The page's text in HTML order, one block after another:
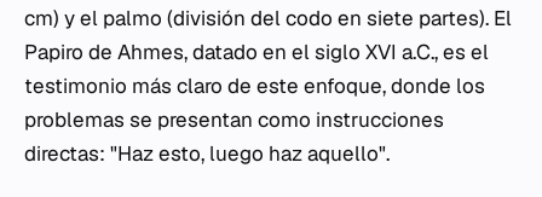
cm) y el palmo (división del codo en siete partes). El
Papiro de Ahmes, datado en el siglo XVI a.C., es el
testimonio más claro de este enfoque, donde los
problemas se presentan como instrucciones
directas: "Haz esto, luego haz aquello".